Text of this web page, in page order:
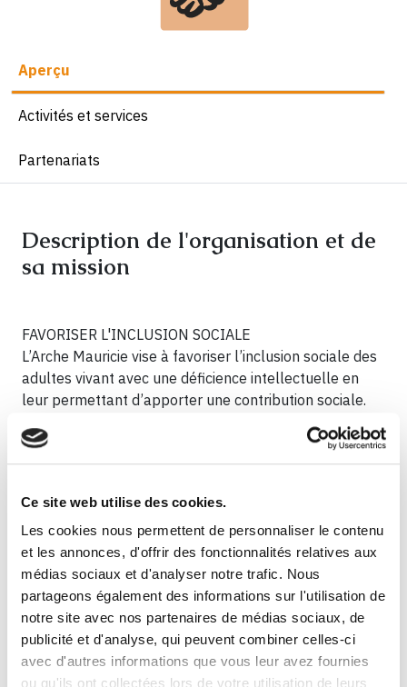
Ce site web utilise des cookies.
Les cookies nous permettent de personnaliser le contenu
et les annonces, d'offrir des fonctionnalités relatives aux
médias sociaux et d'analyser notre trafic. Nous
partageons également des informations sur l'utilisation de
notre site avec nos partenaires de médias sociaux, de
publicité et d'analyse, qui peuvent combiner celles-ci
avec d'autres informations que vous leur avez fournies
ou qu'ils ont collectées lors de votre utilisation de leurs
Aperçu
Activités et services
Partenariats
Description de l'organisation et de
sa mission
FAVORISER L'INCLUSION SOCIALE
L’Arche Mauricie vise à favoriser l’inclusion sociale des
adultes vivant avec une déficience intellectuelle en
leur permettant d’apporter une contribution sociale.
NOTRE MISSION
• Faire connaître le don des personnes avec un
relations mutuelles, sources de transformation.
• Développer un environnement communautaire qui
réponde aux besoins changeants de nos membres, en
demeurant fidèle aux valeurs essentielles de notre
histoire fondatrice.
• S’engager dans les cultures respectives et travailler
ensemble à construire une société plus humaine.